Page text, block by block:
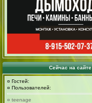
Сейчас на сайте
¤ Гостей:
¤ Пользователей:
¤ teenage